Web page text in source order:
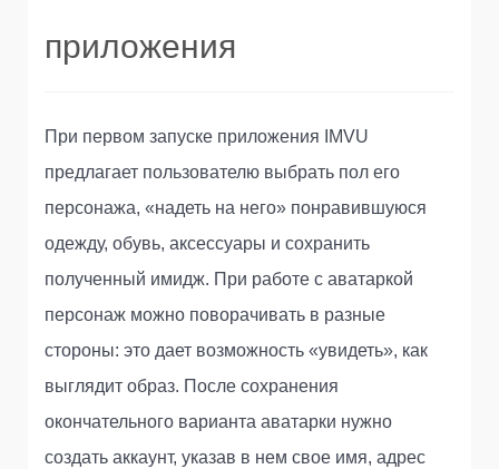
приложения
При первом запуске приложения IMVU
предлагает пользователю выбрать пол его
персонажа, «надеть на него» понравившуюся
одежду, обувь, аксессуары и сохранить
полученный имидж. При работе с аватаркой
персонаж можно поворачивать в разные
стороны: это дает возможность «увидеть», как
выглядит образ. После сохранения
окончательного варианта аватарки нужно
создать аккаунт, указав в нем свое имя, адрес